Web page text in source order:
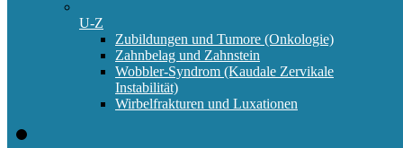
U-Z
Zubildungen und Tumore (Onkologie)
Zahnbelag und Zahnstein
Wobbler-Syndrom (Kaudale Zervikale
Instabilität)
Wirbelfrakturen und Luxationen